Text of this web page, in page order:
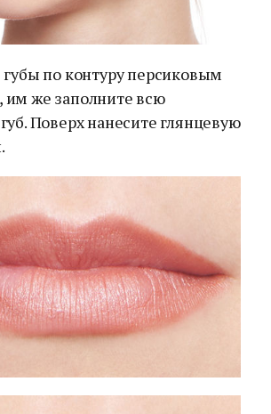
губы по контуру персиковым
же заполните всю
Поверх нанесите глянцевую